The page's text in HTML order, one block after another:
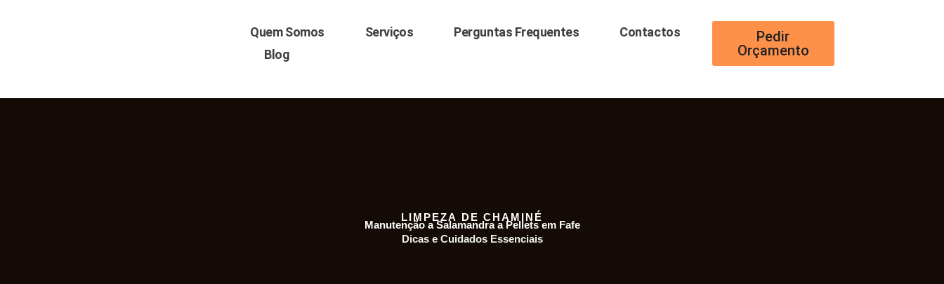
Quem Somos Serviços Perguntas Frequentes
Contactos
Blog
Pedir
Orçamento
LIMPEZA DE CHAMINÉ
Manutenção a Salamandra a Pellets em Fafe
Dicas e Cuidados Essenciais